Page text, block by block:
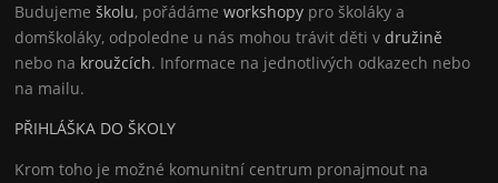
Budujemeškolu, pořádámeworkshopy pro školáky a
domškoláky, odpoledne u nás mohou trávit děti vdružině
nebo na kroužcích. Informace na jednotlivých odkazech nebo
na mailu.
PŘIHLÁŠKA DO ŠKOLY
Krom toho je možné komunitní centrum pronajmout na